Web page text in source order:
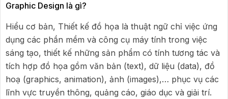
Graphic Design là gì?
Hiểu cơ bản, Thiết kế đồ họa là thuật ngữ chỉ việc ứng
dụng các phần mềm và công cụ máy tính trong việc
sáng tạo, thiết kế những sản phẩm có tính tương tác và
tích hợp đồ họa gồm văn bản (text), dữ liệu (data), đồ
hoạ (graphics, animation), ảnh (images),… phục vụ các
lĩnh vực truyền thông, quảng cáo, giáo dục và giải trí.